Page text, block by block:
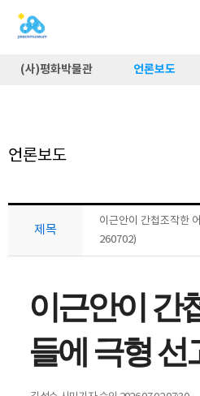
(사)평화박물관 언론보도
언론보도
제목
이근안이 간첩조작한
260702)
이근안이 간
들에 극형 선